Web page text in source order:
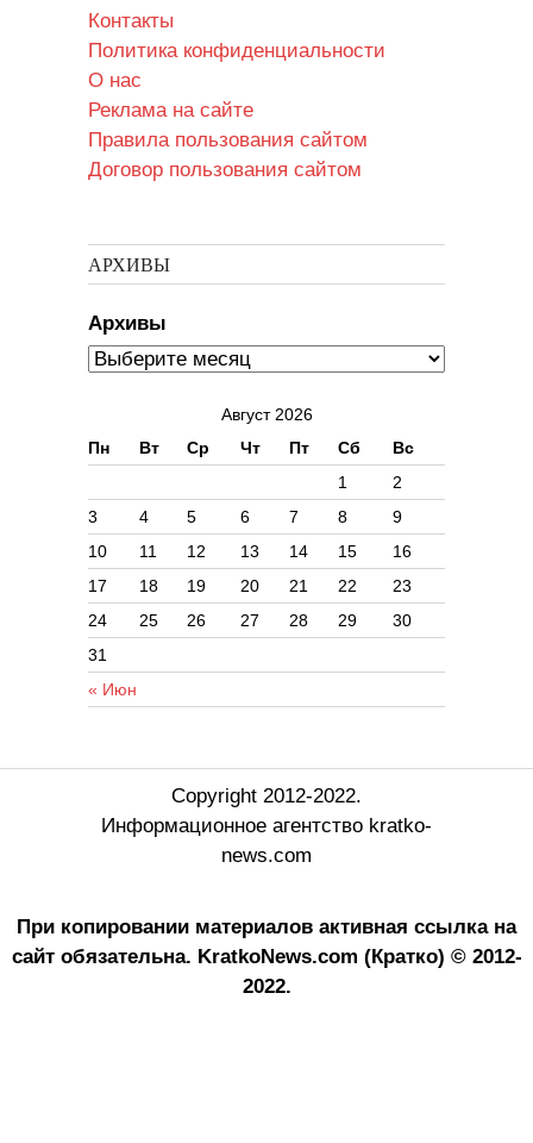
Контакты
Политика конфиденциальности
О нас
Реклама на сайте
Правила пользования сайтом
Договор пользования сайтом
АРХИВЫ
Архивы
Август 2026
Пн
Вт Ср Чт Пт Сб Вс
« Июн
1
2
3
4 5 6 7 8
9
10
11 12 13 14 15
16
17
18 19 20 21 22
23
24
25 26 27 28 29
30
31
Copyright 2012-2022.
Информационное агентство kratko-
news.com
При копировании материалов активная ссылка на
сайт обязательна. KratkoNews.com (Кратко) © 2012-
2022.